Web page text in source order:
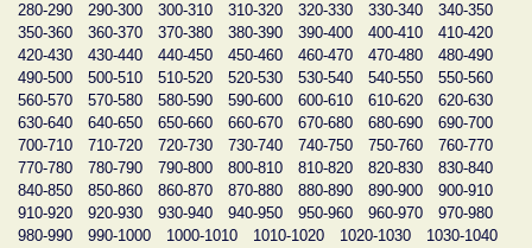
280-290
290-300 300-310 310-320 320-330 330-340
340-350
350-360
360-370 370-380 380-390 390-400 400-410
410-420
420-430
430-440 440-450 450-460 460-470 470-480
480-490
490-500
500-510 510-520 520-530 530-540 540-550
550-560
560-570
570-580 580-590 590-600 600-610 610-620
620-630
630-640
640-650 650-660 660-670 670-680 680-690
690-700
700-710
710-720 720-730 730-740 740-750 750-760
760-770
770-780
780-790 790-800 800-810 810-820 820-830
830-840
840-850
850-860 860-870 870-880 880-890 890-900
900-910
910-920
920-930 930-940 940-950 950-960 960-970
970-980
980-990
990-1000 1000-1010 1010-1020 1020-1030
1030-1040